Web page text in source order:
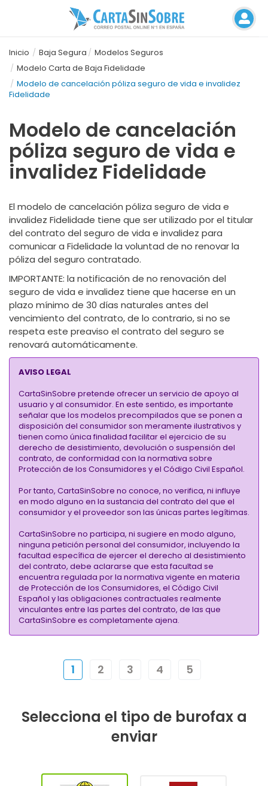
Inicio Baja Segura
Modelos Seguros
Modelo Carta de Baja Fidelidade
Modelo de cancelación póliza seguro de vida e invalidez
Fidelidade
Modelo de cancelación
póliza seguro de vida e
invalidez Fidelidade
El modelo de cancelación póliza seguro de vida e
invalidez Fidelidade tiene que ser utilizado por el titular
del contrato del seguro de vida e invalidez para
comunicar a Fidelidade la voluntad de no renovar la
póliza del seguro contratado.
IMPORTANTE: la notificación de no renovación del
seguro de vida e invalidez tiene que hacerse en un
plazo mínimo de 30 días naturales antes del
vencimiento del contrato, de lo contrario, si no se
respeta este preaviso el contrato del seguro se
renovará automáticamente.
AVISO LEGAL
CartaSinSobre pretende ofrecer un servicio de apoyo al
usuario y al consumidor. En este sentido, es importante
señalar que los modelos precompilados que se ponen a
disposición del consumidor son meramente ilustrativos y
tienen como única finalidad facilitar el ejercicio de su
derecho de desistimiento, devolución o suspensión del
contrato, de conformidad con la normativa sobre
Protección de los Consumidores y el Código Civil Español.
Por tanto, CartaSinSobre no conoce, no verifica, ni influye
en modo alguno en la sustancia del contrato del que el
consumidor y el proveedor son las únicas partes legítimas.
CartaSinSobre no participa, ni sugiere en modo alguno,
ninguna petición personal del consumidor, incluyendo la
facultad específica de ejercer el derecho al desistimiento
del contrato, debe aclararse que esta facultad se
encuentra regulada por la normativa vigente en materia
de Protección de los Consumidores, el Código Civil
Español y las obligaciones contractuales realmente
vinculantes entre las partes del contrato, de las que
CartaSinSobre es completamente ajena.
1 2 3 4 5
Selecciona el tipo de burofax a
enviar